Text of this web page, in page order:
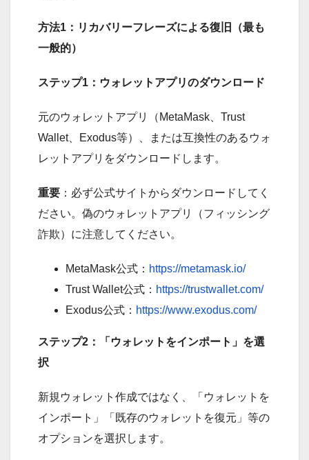
方法1：リカバリーフレーズによる復旧（最も
一般的）
ステップ1：ウォレットアプリのダウンロード
元のウォレットアプリ（MetaMask、Trust
Wallet、Exodus等）、または互換性のあるウォ
レットアプリをダウンロードします。
重要 ：必ず公式サイトからダウンロードしてく
ださい。偽のウォレットアプリ（フィッシング
詐欺）に注意してください。
MetaMask公式： https://metamask.io/
Trust Wallet公式： https://trustwallet.com/
Exodus公式： https://www.exodus.com/
ステップ2：「ウォレットをインポート」を選
択
新規ウォレット作成ではなく、「ウォレットを
インポート」「既存のウォレットを復元」等の
オプションを選択します。